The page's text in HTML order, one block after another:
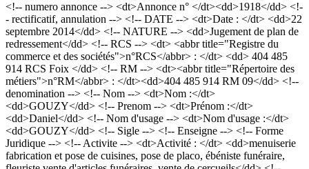
<!-- numero annonce --> <dt>Annonce n° </dt><dd>1918</dd> <!-
- rectificatif, annulation --> <!-- DATE --> <dt>Date : </dt> <dd>22
septembre 2014</dd> <!-- NATURE --> <dd>Jugement de plan de
redressement</dd> <!-- RCS --> <dt> <abbr title="Registre du
commerce et des sociétés">n°RCS</abbr> : </dt> <dd> 404 485
914 RCS Foix </dd> <!-- RM --> <dt><abbr title="Répertoire des
métiers">n°RM</abbr> : </dt><dd>404 485 914 RM 09</dd> <!--
denomination --> <!-- Nom --> <dt>Nom :</dt>
<dd>GOUZY</dd> <!-- Prenom --> <dt>Prénom :</dt>
<dd>Daniel</dd> <!-- Nom d'usage --> <dt>Nom d'usage :</dt>
<dd>GOUZY</dd> <!-- Sigle --> <!-- Enseigne --> <!-- Forme
Juridique --> <!-- Activite --> <dt>Activité : </dt> <dd>menuiserie
fabrication et pose de cuisines, pose de placo, ébéniste funéraire,